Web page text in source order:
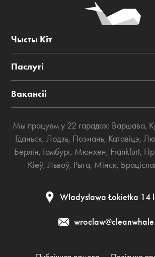
Чысты Кіт
Паслугі
Вакансіі
Мы працуем у 22 гарадах: Варшава,
Гданьск, Лодзь, Познань, Катавіцэ,
Берлін, Гамбург, Мюнхен, Frankfurt,
Кіеў, Львоў, Рыга, Мінск,
Władysława Łokietka 14